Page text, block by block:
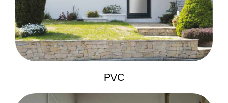
PVC